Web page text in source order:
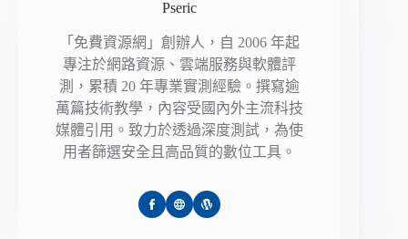
Pseric
「免費資源網」創辦人，自 2006 年起
專注於網路資源、雲端服務與軟體評
測，累積 20 年專業實測經驗。撰寫逾
萬篇技術教學，內容受國內外主流科技
媒體引用。致力於透過深度測試，為使
用者篩選安全且高品質的數位工具。